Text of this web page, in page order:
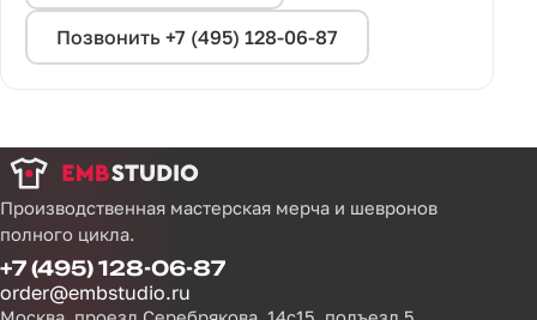
Позвонить +7 (495) 128-06-87
Производственная мастерская мерча и шевронов
полного цикла.
+7 (495) 128-06-87
order@embstudio.ru